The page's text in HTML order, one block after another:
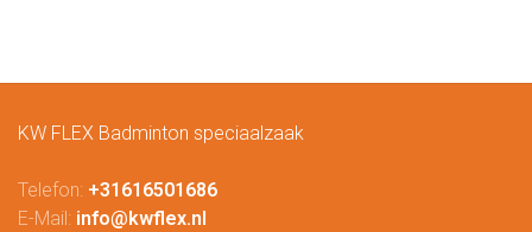
KW FLEX Badminton speciaalzaak
Telefon: +31616501686
E-Mail: info@kwflex.nl